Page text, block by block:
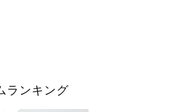
ランキング